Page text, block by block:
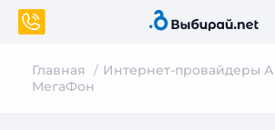
Главная
Интернет-провайдеры
МегаФон